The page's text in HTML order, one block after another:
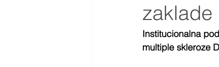
zaklade
Institucionalna
multiple skleroze